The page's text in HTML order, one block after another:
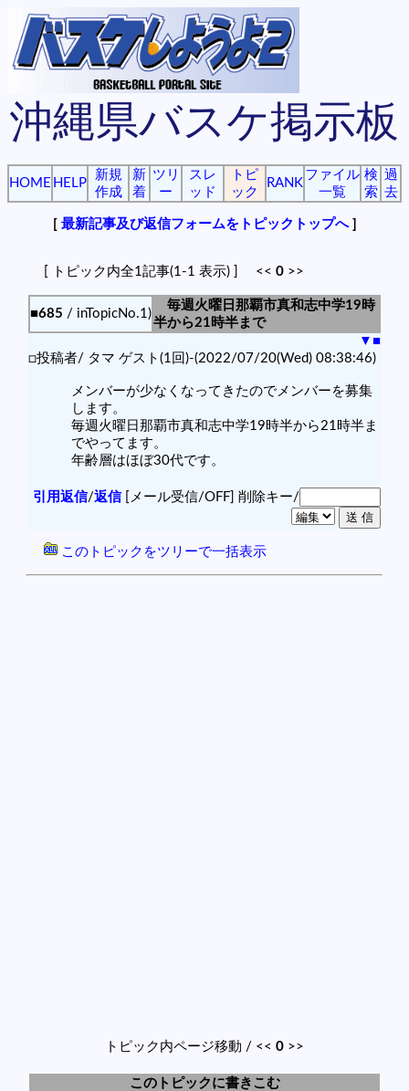
沖縄県バスケ掲示板
HOME HELP
新規
作成
新
着
ツリ
ー
スレ
ッド
トピ
ック
RANK
ファイル
一覧
検
索
過
去
[ 最新記事及び返信フォームをトピックトップへ]
[ トピック内全1記事(1-1 表示) ] << 0 >>
■685 / inTopicNo.1)
毎週火曜日那覇市真和志中学19時
半から21時半まで
▼ ■
□投稿者/ タマ ゲスト(1回)-(2022/07/20(Wed) 08:38:46)
メンバーが少なくなってきたのでメンバーを募集
します。
毎週火曜日那覇市真和志中学19時半から21時半ま
でやってます。
年齢層はほぼ30代です。
引用返信/返信[メール受信/OFF] 削除キー/
このトピックをツリーで一括表示
トピック内ページ移動 / << 0 >>
このトピックに書きこむ